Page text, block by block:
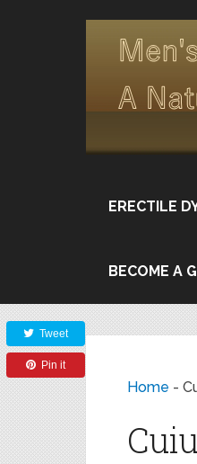
ERECTILE
BECOME A
Home -
Tweet
Pin it